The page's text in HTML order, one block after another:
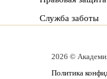
Служба заботы
2026 ©
Политика